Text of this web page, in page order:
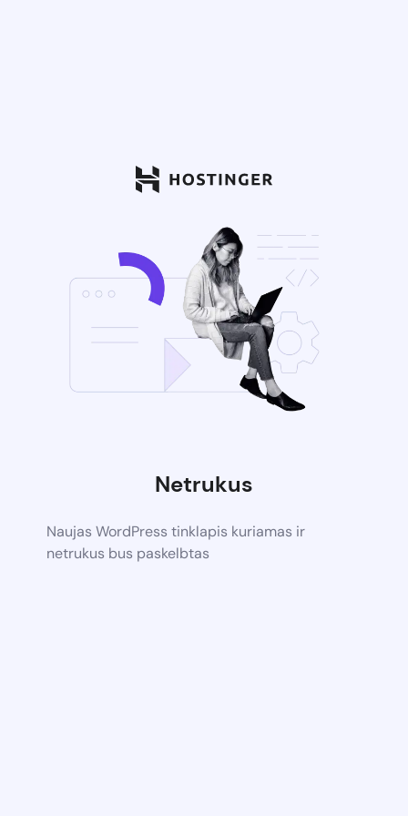
Netrukus
Naujas WordPress tinklapis kuriamas ir
netrukus bus paskelbtas